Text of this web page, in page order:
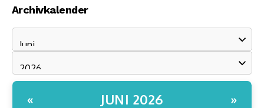
Archivkalender
« JUNI 2026 »